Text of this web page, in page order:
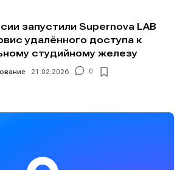
запустили Supernova LAB
удалённого доступа к
студийному железу
21.02.2026 0